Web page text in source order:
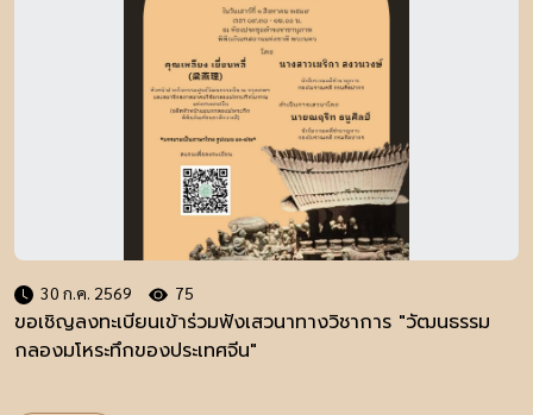
30 ก.ค. 2569 75
ขอเชิญลงทะเบียนเข้าร่วมฟังเสวนาทางวิชาการ "วัฒนธรรม
กลองมโหระทึกของประเทศจีน"